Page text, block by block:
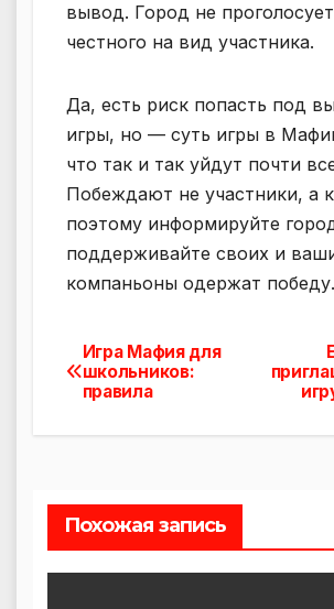
вывод. Город не
честного на вид участника.
Да, есть риск попасть под
игры, но — суть игры в
что так и так уйдут почти
Побеждают не участники, а
поэтому информируйте
поддерживайте своих и
компаньоны одержат победу.
Навигация
по
Игра Мафия для
школьников:
правила
Похожая запись